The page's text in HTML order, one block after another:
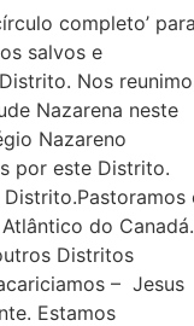
completo’
salvos e
Nos
Nazarena neste
Nazareno
por este Distrito.
do
Distritos
– Jesus
Estamos